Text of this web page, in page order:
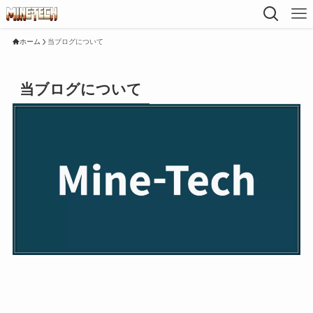
ホーム 当ブログについて
当ブログについて